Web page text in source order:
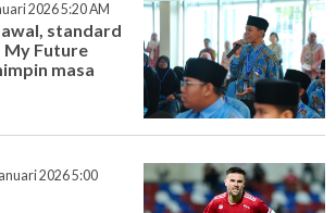
2026 5:20 AM
standard
My Future
masa
2026 5:00